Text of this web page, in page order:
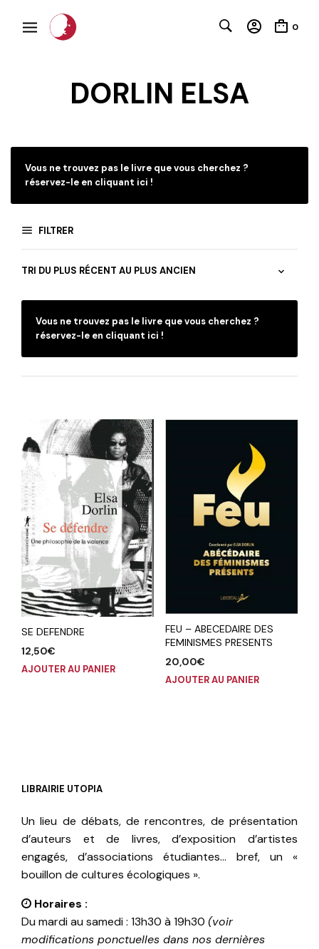
0
DORLIN ELSA
Vous ne trouvez pas le livre que vous cherchez ?
réservez-le en cliquant ici !
FILTRER
Vous ne trouvez pas le livre que vous cherchez ?
réservez-le en cliquant ici !
SE DEFENDRE
12,50€
AJOUTER AU PANIER
FEU – ABECEDAIRE DES
FEMINISMES PRESENTS
20,00€
AJOUTER AU PANIER
LIBRAIRIE UTOPIA
Un lieu de débats, de rencontres, de présentation
d’auteurs et de livres, d’exposition d’artistes
engagés, d’associations étudiantes… bref, un «
bouillon de cultures écologiques ».
Horaires :
Du mardi au samedi : 13h30 à 19h30 (voir
modifications ponctuelles dans nos dernières